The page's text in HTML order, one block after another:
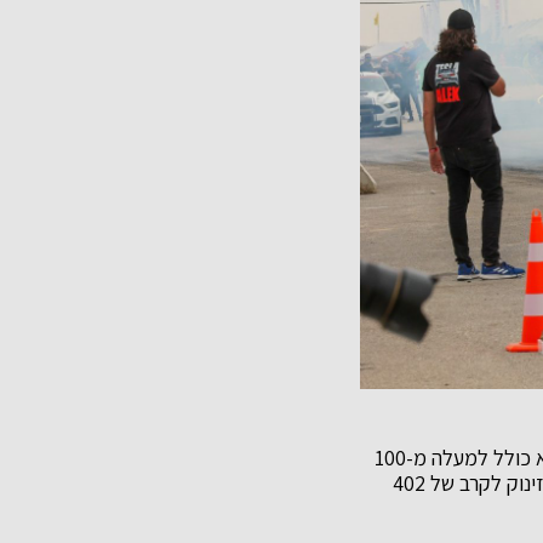
האירוע יתקיים במהלך 3 ימים בחג הפסח: החל מה 15.4 עד ה 17.4, במנחת המטוסים ערד, והוא כולל למעלה מ-100
מתחרים, רכבי-על נדירים ומכוניות מרוץ טהורות עם הספקים של מעל 1000 כ”ס, יעלו על קו הזינוק לקרב של 402